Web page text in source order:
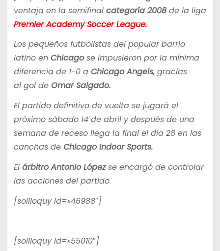
ventaja en la semifinal categoría 2008de la liga
Premier Academy Soccer League.
Los pequeños futbolistas del popular barrio
latino en Chicagose impusieron por la mínima
diferencia de 1-0 a Chicago Angels, gracias
al gol de Omar Salgado.
El partido definitivo de vuelta se jugará el
próximo sábado 14 de abril y después de una
semana de receso llega la final el día 28 en las
canchas de Chicago Indoor Sports.
El árbitro Antonio Lópezse encargó de controlar
las acciones del partido.
[soliloquy id=»46988″]
[soliloquy id=»55010″]